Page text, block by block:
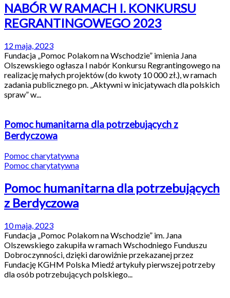
NABÓR W RAMACH I. KONKURSU
REGRANTINGOWEGO 2023
12 maja, 2023
Fundacja „Pomoc Polakom na Wschodzie” imienia Jana
Olszewskiego ogłasza I nabór Konkursu Regrantingowego na
realizację małych projektów (do kwoty 10 000 zł.), w ramach
zadania publicznego pn. „Aktywni w inicjatywach dla polskich
spraw” w...
Pomoc humanitarna dla potrzebujących z
Berdyczowa
Pomoc charytatywna
Pomoc charytatywna
Pomoc humanitarna dla potrzebujących
z Berdyczowa
10 maja, 2023
Fundacja „Pomoc Polakom na Wschodzie” im. Jana
Olszewskiego zakupiła w ramach Wschodniego Funduszu
Dobroczynności, dzięki darowiźnie przekazanej przez
Fundację KGHM Polska Miedź artykuły pierwszej potrzeby
dla osób potrzebujących polskiego...